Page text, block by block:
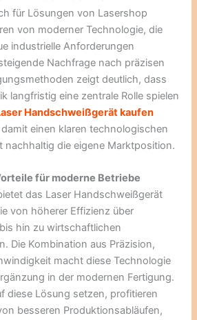
für Lösungen von Lasershop
von moderner Technologie, die
industrielle Anforderungen
Nachfrage nach präzisen
zeigt deutlich, dass
langfristig eine zentrale Rolle spielen
Handschweißgerät kaufen
einen klaren technologischen
nachhaltig die eigene Marktposition.
für moderne Betriebe
das Laser Handschweißgerät
von höherer Effizienz über
hin zu wirtschaftlichen
Die Kombination aus Präzision,
macht diese Technologie
in der modernen Fertigung.
diese Lösung setzen, profitieren
besseren Produktionsabläufen,